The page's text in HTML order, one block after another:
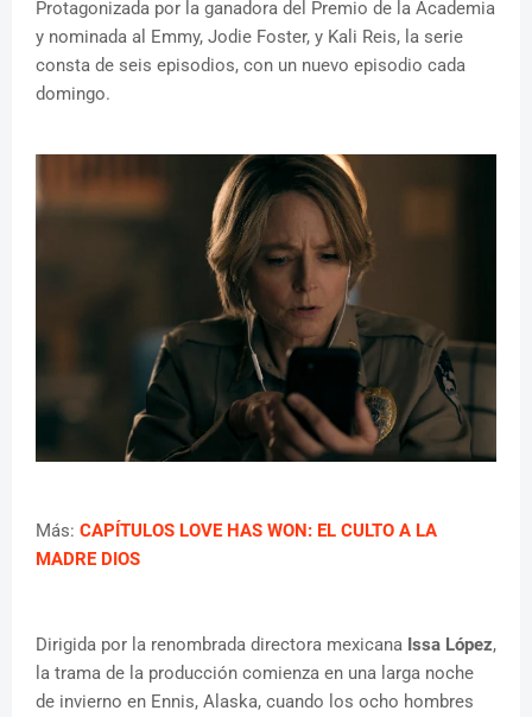
Protagonizada por la ganadora del Premio de la Academia
y nominada al Emmy, Jodie Foster, y Kali Reis, la serie
consta de seis episodios, con un nuevo episodio cada
domingo.
Más: CAPÍTULOS LOVE HAS WON: EL CULTO A LA
MADRE DIOS
Dirigida por la renombrada directora mexicana Issa López,
la trama de la producción comienza en una larga noche
de invierno en Ennis, Alaska, cuando los ocho hombres